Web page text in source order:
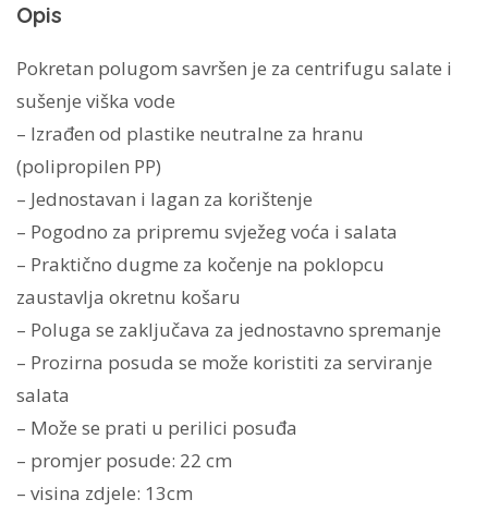
6113
količina
Opis
Pokretan polugom savršen je za centrifugu salate i
sušenje viška vode
– Izrađen od plastike neutralne za hranu
(polipropilen PP)
– Jednostavan i lagan za korištenje
– Pogodno za pripremu svježeg voća i salata
– Praktično dugme za kočenje na poklopcu
zaustavlja okretnu košaru
– Poluga se zaključava za jednostavno spremanje
– Prozirna posuda se može koristiti za serviranje
salata
– Može se prati u perilici posuđa
– promjer posude: 22 cm
– visina zdjele: 13cm